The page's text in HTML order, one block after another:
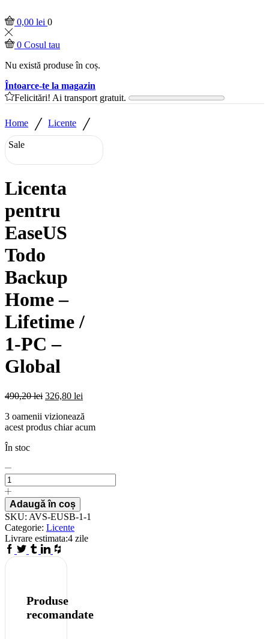
0,00 lei 0
0 Cosul tau
Nu există produse în coș.
Întoarce-te la magazin
Felicitări! Ai transport gratuit.
Home / Licente /
Sale
Licenta
pentru
EaseUS
Todo
Backup
Home –
Lifetime /
1-PC –
Global
490,20lei 326,80 lei
3 oamenii vizionează
acest produs chiar acum
În stoc
Licenta
EaseUS
Todo
Backup
Home
-
Lifetime
Global
quantity
Adaugă în coș
SKU: AVS-EUSB-1-1
Categorie: Licente
Livrare estimata:4 zile
Facebook
TwitterTumblr
Linkedin
Houzz
Produse
recomandate